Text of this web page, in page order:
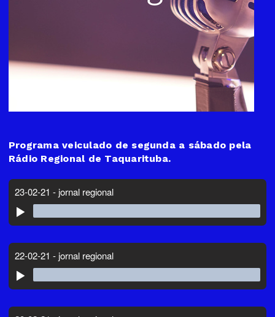
Programa veiculado de segunda a sábado pela
Rádio Regional de Taquarituba.